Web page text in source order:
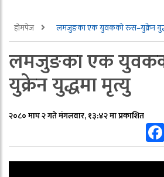
होमपेज लमजुङका एक युवकको रुस–युक्रेन
लमजुङका एक
युक्रेन युद्धमा मृत्यु
२०८० माघ २ गते मंगलवार, १३:४२ मा प्रकाशित